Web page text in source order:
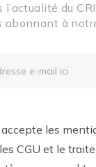
l’actualité du
abonnant à
les
CGU et le